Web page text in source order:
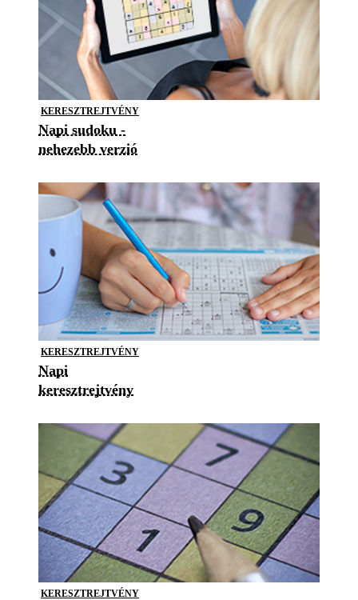
KERESZTREJTVÉNY
Napi sudoku -
nehezebb verzió
KERESZTREJTVÉNY
Napi
keresztrejtvény
KERESZTREJTVÉNY